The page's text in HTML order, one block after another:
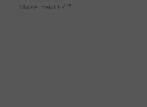
Não sei meu CEP